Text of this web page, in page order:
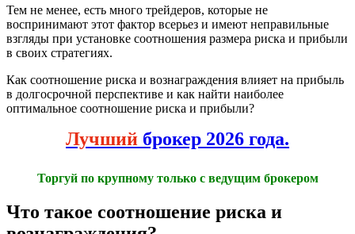
Тем не менее, есть много трейдеров, которые не
воспринимают этот фактор всерьез и имеют неправильные
взгляды при установке соотношения размера риска и прибыли
в своих стратегиях.
Как соотношение риска и вознаграждения влияет на прибыль
в долгосрочной перспективе и как найти наиболее
оптимальное соотношение риска и прибыли?
Лучший брокер 2026 года.
Торгуй по крупному только с ведущим брокером
Что такое соотношение риска и